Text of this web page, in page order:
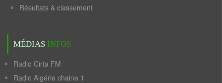
Résultats & classement
MÉDIAS INFOS
Radio Cirta FM
Radio Algérie chaine 1